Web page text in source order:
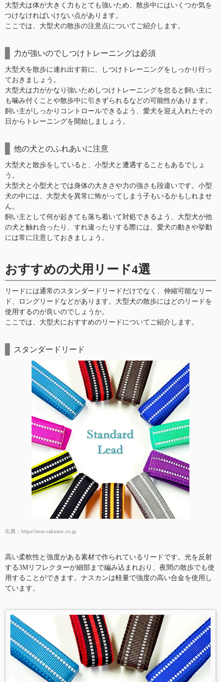
大型犬は体が大きく力もとても強いため、散歩中にはいくつか気を
つけなければいけない点があります。
ここでは、大型犬の散歩の注意点についてご紹介します。
力が強いのでしつけトレーニングは必須
大型犬を散歩に連れ出す前に、しつけトレーニングをしっかり行っ
ておきましょう。
大型犬は力がかなり強いためしつけトレーニングを怠ると飼い主に
も噛み付くことや散歩中に引きずられるなどの可能性があります。
飼い主がしっかりコントロールできるよう、愛犬を迎え入れたその
日からトレーニングを開始しましょう。
他の犬とのふれあいに注意
大型犬と散歩をしていると、小型犬と遭遇することもあるでしょ
う。
大型犬と小型犬とでは身体の大きさや力の強さも段違いです。小型
犬の中には、大型犬を異常に怖がってしまう子もいるかもしれませ
ん。
飼い主として何が起きても落ち着いて対処できるよう、大型犬が他
の犬と触れ合ったり、すれ違ったりする際には、愛犬の動きや挙動
には常に注意しておきましょう。
おすすめの犬用リード4選
リードには通常のスタンダードリードだけでなく、伸縮可能なリー
ド、ロングリードなどがあります。大型犬の散歩にはどのリードを
使用するのが良いのでしょうか。
ここでは、大型犬におすすめのリードについてご紹介します。
スタンダードリード
出典： https//item.rakuten.co.jp
高い柔軟性と強度がある素材で作られているリードです。光を反射
する3Mリフレクターが細部まで編み込まれおり、夜間の散歩でも使
用することができます。ナスカンは軽量で強度の高い合金を使用し
ています。